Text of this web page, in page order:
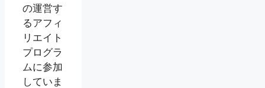
の運営す
るアフィ
リエイト
プログラ
ムに参加
していま